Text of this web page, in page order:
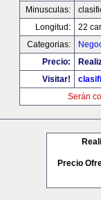
Minusculas:
Longitud:
22
Categorias:
Precio:
Visitar!
Serán
Precio